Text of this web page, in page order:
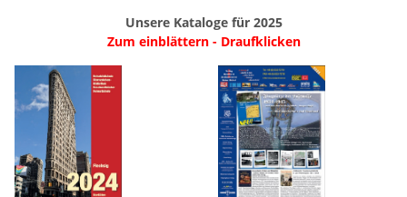
Unsere Kataloge für 2025
Zum einblättern - Draufklicken